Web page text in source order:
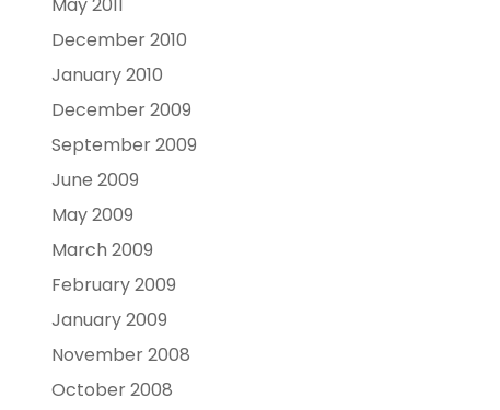
December 2010
January 2010
December 2009
September 2009
June 2009
May 2009
March 2009
February 2009
January 2009
November 2008
October 2008